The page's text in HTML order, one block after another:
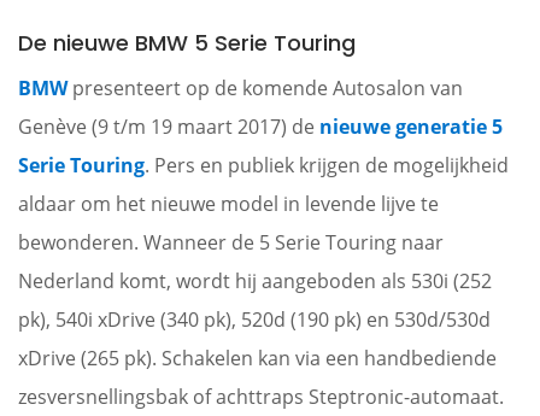
De nieuwe BMW 5 Serie Touring
BMWpresenteert op de komende Autosalon van
Genève (9 t/m 19 maart 2017) de nieuwe generatie 5
Serie Touring. Pers en publiek krijgen de mogelijkheid
aldaar om het nieuwe model in levende lijve te
bewonderen. Wanneer de 5 Serie Touring naar
Nederland komt, wordt hij aangeboden als 530i (252
pk), 540i xDrive (340 pk), 520d (190 pk) en 530d/530d
xDrive (265 pk). Schakelen kan via een handbediende
zesversnellingsbak of achttraps Steptronic-automaat.